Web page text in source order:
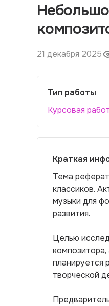
21 декабря 2025
Тип работы
Курсовая
Краткая
Тема
классиков.
музыки для
развития.
Целью
композитора,
планируется
творческой